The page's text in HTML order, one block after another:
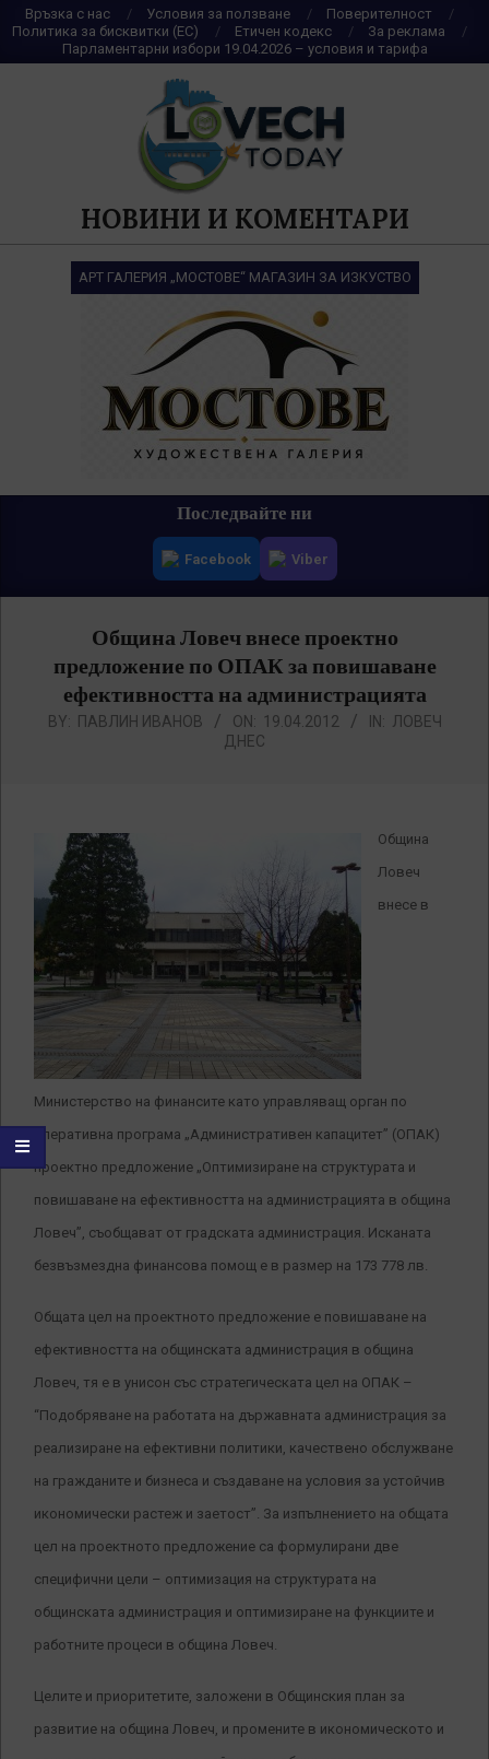
Skip
to
content
Връзка с нас Условия за ползване
Поверителност
Политика за бисквитки (ЕС)
Етичен кодекс
За реклама
Парламентарни избори 19.04.2026 – условия и тарифа
НОВИНИ И КОМЕНТАРИ
АРТ ГАЛЕРИЯ „МОСТОВЕ“ МАГАЗИН ЗА ИЗКУСТВО
Последвайте ни
Facebook Viber
Община Ловеч внесе проектно
предложение по ОПАК за повишаване
ефективността на администрацията
BY: ПАВЛИН ИВАНОВ ON: 19.04.2012 IN: ЛОВЕЧ
ДНЕС
Община
Ловеч
внесе в
Министерство на финансите като управляващ орган по
оперативна програма „Административен капацитет” (ОПАК)
проектно предложение „Оптимизиране на структурата и
повишаване на ефективността на администрацията в община
Ловеч”, съобщават от градската администрация. Исканата
безвъзмездна финансова помощ е в размер на 173 778 лв.
Общата цел на проектното предложение е повишаване на
ефективността на общинската администрация в община
Ловеч, тя е в унисон със стратегическата цел на ОПАК –
“Подобряване на работата на държавната администрация за
реализиране на ефективни политики, качествено обслужване
на гражданите и бизнеса и създаване на условия за устойчив
икономически растеж и заетост”. За изпълнението на общата
цел на проектното предложение са формулирани две
специфични цели – оптимизация на структурата на
общинската администрация и оптимизиране на функциите и
работните процеси в община Ловеч.
Целите и приоритетите, заложени в Общинския план за
развитие на община Ловеч, и промените в икономическото и